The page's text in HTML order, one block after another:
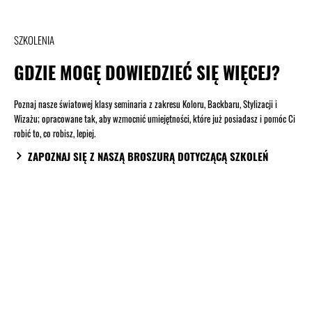
SZKOLENIA
GDZIE MOGĘ DOWIEDZIEĆ SIĘ WIĘCEJ?
Poznaj nasze światowej klasy seminaria z zakresu Koloru, Backbaru, Stylizacji i
Wizażu; opracowane tak, aby wzmocnić umiejętności, które już posiadasz i pomóc Ci
robić to, co robisz, lepiej.
ZAPOZNAJ SIĘ Z NASZĄ BROSZURĄ DOTYCZĄCĄ SZKOLEŃ